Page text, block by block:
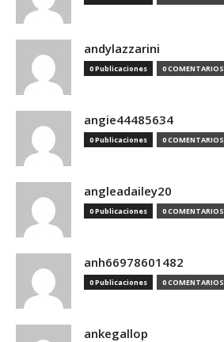
andylazzarini
0 Publicaciones 0 COMENTARIOS
angie44485634
0 Publicaciones 0 COMENTARIOS
angleadailey20
0 Publicaciones 0 COMENTARIOS
anh66978601482
0 Publicaciones 0 COMENTARIOS
ankegallop